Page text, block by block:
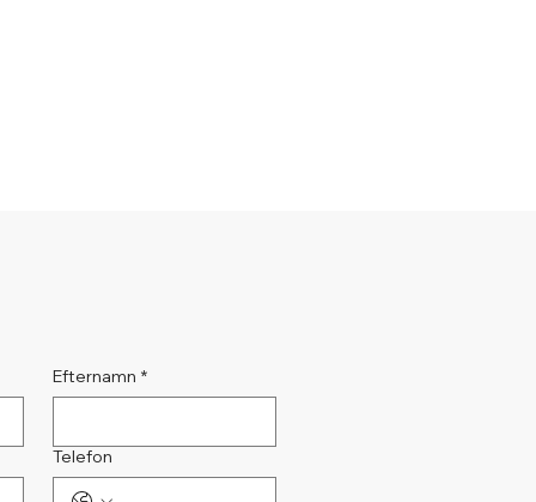
Efternamn *
Telefon